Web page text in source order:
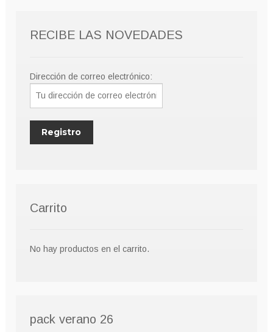
RECIBE LAS NOVEDADES
Dirección de correo electrónico:
Carrito
No hay productos en el carrito.
pack verano 26